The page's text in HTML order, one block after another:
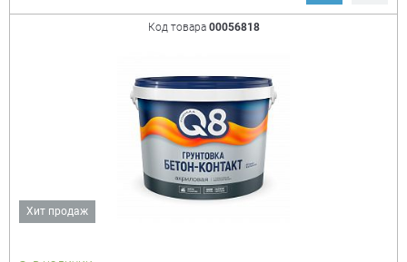
Код товара 00056818
Хит продаж